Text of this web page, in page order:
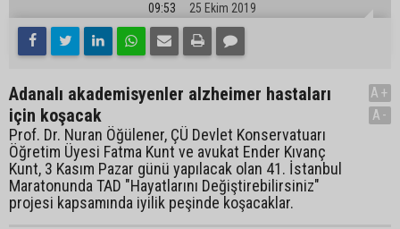
09:53 25 Ekim 2019
Adanalı akademisyenler alzheimer hastaları
için koşacak
Prof. Dr. Nuran Öğülener, ÇÜ Devlet Konservatuarı
Öğretim Üyesi Fatma Kunt ve avukat Ender Kıvanç
Kunt, 3 Kasım Pazar günü yapılacak olan 41. İstanbul
Maratonunda TAD "Hayatlarını Değiştirebilirsiniz"
projesi kapsamında iyilik peşinde koşacaklar.
A+
A-